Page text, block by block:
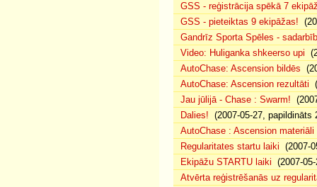
GSS - reģistrācija spēkā 7
GSS - pieteiktas 9 ekipāžas!
Gandrīz Sporta Spēles -
Video: Huliganka shkeerso upi
AutoChase: Ascension bildēs
AutoChase: Ascension rezultāti
Jau jūlijā - Chase : Swarm!
Dalies! (2007-05-27, papildināts
AutoChase : Ascension materiāli
Regularitates startu laiki (2007-
Ekipāžu STARTU laiki (2007-
Atvērta reģistrēšanās uz